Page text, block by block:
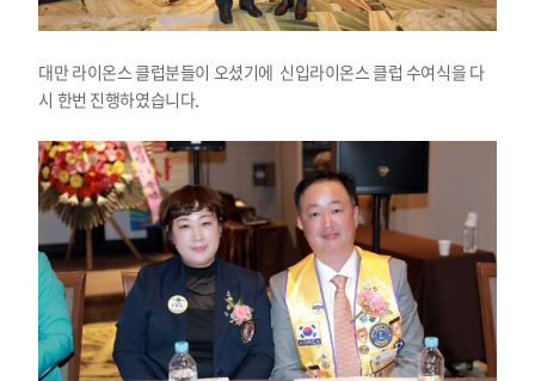
대만 라이온스 클럽분들이 오셨기에 신입라이온스 클럽 수여식을 다
시 한번 진행하였습니다.